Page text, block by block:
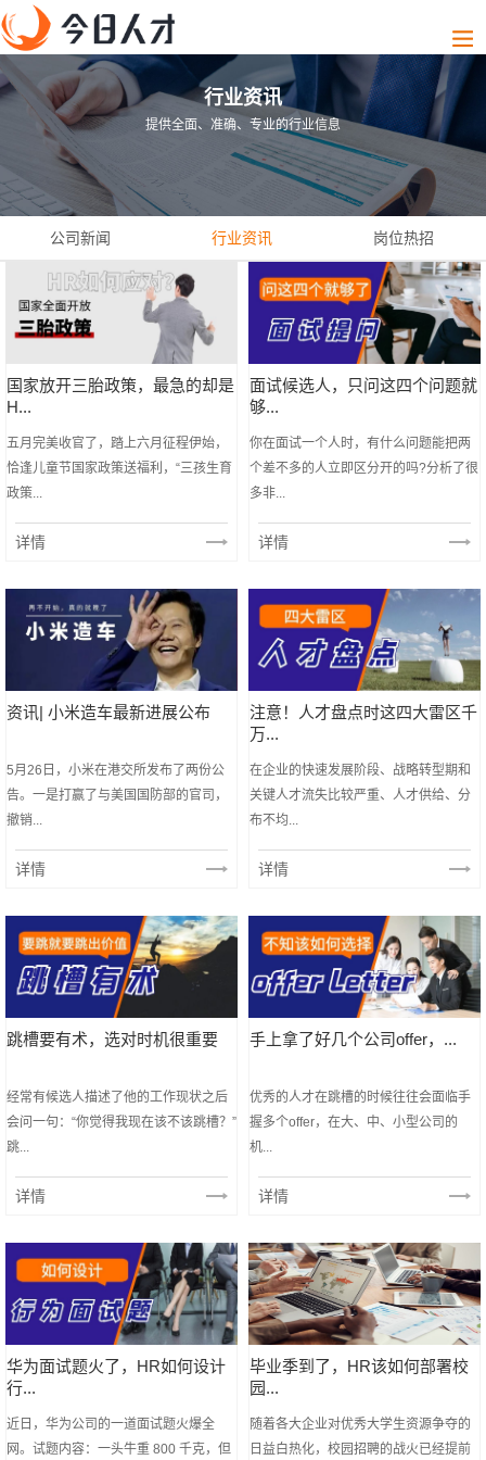
行业资讯
提供全面、准确、专业的行业信息
公司新闻 行业资讯 岗位热招
国家放开三胎政策，最急的却是
H...
五月完美收官了，踏上六月征程伊始，
恰逢儿童节国家政策送福利，“三孩生育
政策...
详情
面试候选人，只问这四个问题就
够...
你在面试一个人时，有什么问题能把两
个差不多的人立即区分开的吗?分析了很
多非...
详情
资讯| 小米造车最新进展公布
5月26日，小米在港交所发布了两份公
告。一是打赢了与美国国防部的官司，
撤销...
详情
注意！人才盘点时这四大雷区千
万...
在企业的快速发展阶段、战略转型期和
关键人才流失比较严重、人才供给、分
布不均...
详情
跳槽要有术，选对时机很重要
经常有候选人描述了他的工作现状之后
会问一句：“你觉得我现在该不该跳槽？”
跳...
详情
手上拿了好几个公司offer，...
优秀的人才在跳槽的时候往往会面临手
握多个offer，在大、中、小型公司的
机...
详情
华为面试题火了，HR如何设计
行...
近日，华为公司的一道面试题火爆全
网。试题内容：一头牛重 800 千克，但
毕业季到了，HR该如何部署校
园...
随着各大企业对优秀大学生资源争夺的
日益白热化，校园招聘的战火已经提前